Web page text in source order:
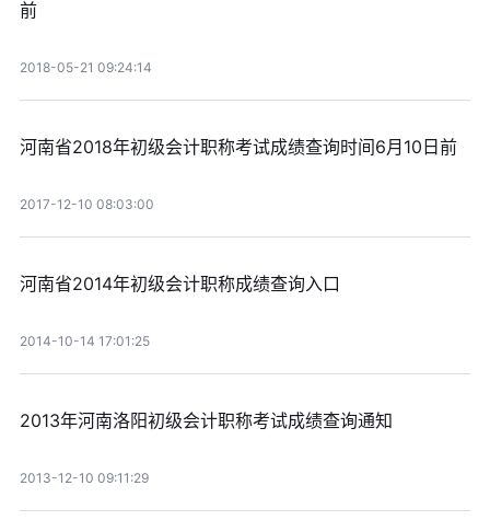
前
2018-05-21 09:24:14
河南省2018年初级会计职称考试成绩查询时间6月10日前
2017-12-10 08:03:00
河南省2014年初级会计职称成绩查询入口
2014-10-14 17:01:25
2013年河南洛阳初级会计职称考试成绩查询通知
2013-12-10 09:11:29